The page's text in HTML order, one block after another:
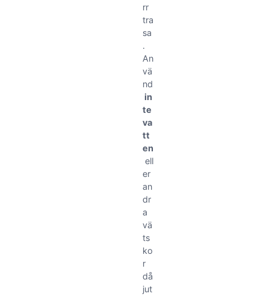
rr
tra
sa
.
An
vä
nd
in
te
va
tt
en
ell
er
an
dr
a
vä
ts
ko
r
då
jut